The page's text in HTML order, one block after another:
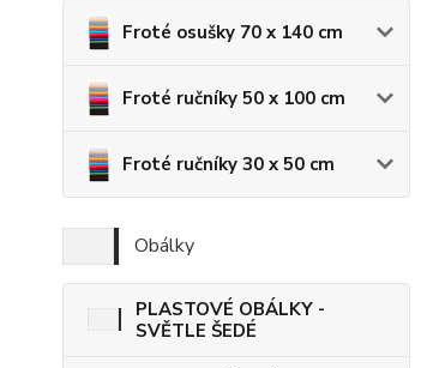
Froté osušky 70 x 140 cm
Froté ručníky 50 x 100 cm
Froté ručníky 30 x 50 cm
Obálky
PLASTOVÉ OBÁLKY -
SVĚTLE ŠEDÉ